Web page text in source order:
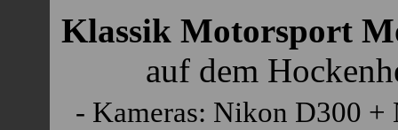
Klassik Motorsport
auf dem
- Kameras: Nikon D300